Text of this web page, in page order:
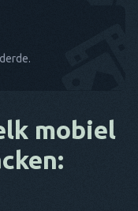
mobiel